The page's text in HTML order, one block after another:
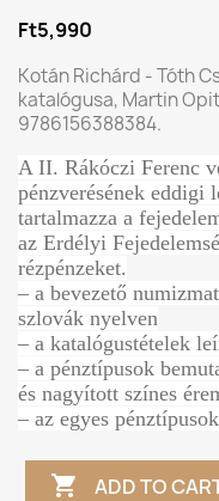
Ft5,990
Kotán Richárd - Tóth
katalógusa, Martin
9786156388384.
A II. Rákóczi Ferenc
pénzverésének eddigi
tartalmazza a
az Erdélyi
rézpénzeket.
– a bevezető
szlovák nyelven
– a katalógustételek
– a pénztípusok
és nagyított színes
– az egyes
 ADD TO